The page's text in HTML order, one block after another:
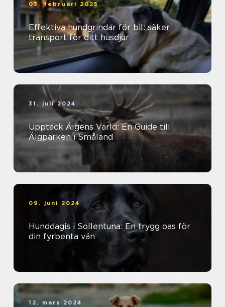
03. februari 2025
Effektiva hundgrindar för bil: säker
transport för ditt husdjur
31. juli 2024
Upptäck Älgens Värld: En Guide till
Älgparken i Småland
09. juni 2024
Hunddagis i Sollentuna: En trygg oas för
din fyrbenta vän
12. mars 2024